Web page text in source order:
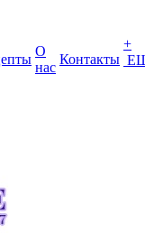
О
нас
Контакты
+